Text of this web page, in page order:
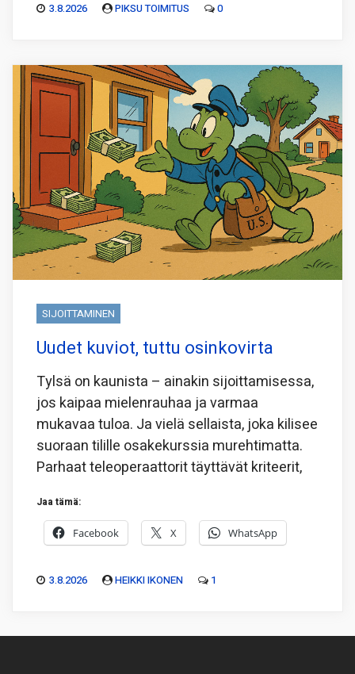
3.8.2026 PIKSU TOIMITUS 0
SIJOITTAMINEN
Uudet kuviot, tuttu osinkovirta
Tylsä on kaunista – ainakin sijoittamisessa,
jos kaipaa mielenrauhaa ja varmaa
mukavaa tuloa. Ja vielä sellaista, joka kilisee
suoraan tilille osakekurssia murehtimatta.
Parhaat teleoperaattorit täyttävät kriteerit,
Jaa tämä:
Facebook X WhatsApp
3.8.2026 HEIKKI IKONEN 1